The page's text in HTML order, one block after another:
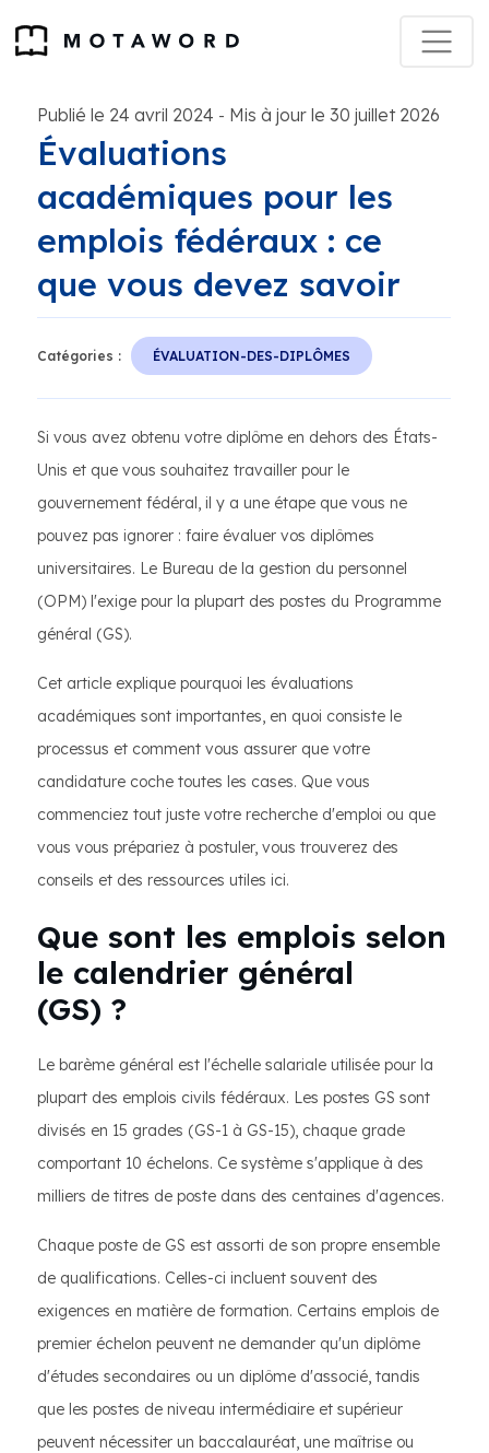
Publié le 24 avril 2024 - Mis à jour le 30 juillet 2026
Évaluations
académiques pour les
emplois fédéraux : ce
que vous devez savoir
Catégories : ÉVALUATION-DES-DIPLÔMES
Si vous avez obtenu votre diplôme en dehors des États-
Unis et que vous souhaitez travailler pour le
gouvernement fédéral, il y a une étape que vous ne
pouvez pas ignorer : faire évaluer vos diplômes
universitaires. Le Bureau de la gestion du personnel
(OPM) l'exige pour la plupart des postes du Programme
général (GS).
Cet article explique pourquoi les évaluations
académiques sont importantes, en quoi consiste le
processus et comment vous assurer que votre
candidature coche toutes les cases. Que vous
commenciez tout juste votre recherche d'emploi ou que
vous vous prépariez à postuler, vous trouverez des
conseils et des ressources utiles ici.
Que sont les emplois selon
le calendrier général
(GS) ?
Le barème général est l'échelle salariale utilisée pour la
plupart des emplois civils fédéraux. Les postes GS sont
divisés en 15 grades (GS-1 à GS-15), chaque grade
comportant 10 échelons. Ce système s'applique à des
milliers de titres de poste dans des centaines d'agences.
Chaque poste de GS est assorti de son propre ensemble
de qualifications. Celles-ci incluent souvent des
exigences en matière de formation. Certains emplois de
premier échelon peuvent ne demander qu'un diplôme
d'études secondaires ou un diplôme d'associé, tandis
que les postes de niveau intermédiaire et supérieur
peuvent nécessiter un baccalauréat, une maîtrise ou